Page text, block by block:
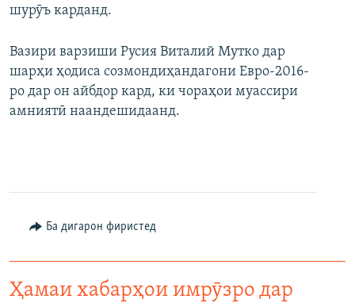
шурӯъ карданд.
Вазири варзиши Русия Виталий Мутко дар
шарҳи ҳодиса созмондиҳандагони Евро-2016-
ро дар он айбдор кард, ки чораҳои муассири
амниятӣ наандешидаанд.
Ба дигарон фиристед
Ҳамаи хабарҳои имрӯзро дар